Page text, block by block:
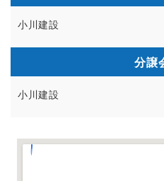
小川建設
分譲
小川建設